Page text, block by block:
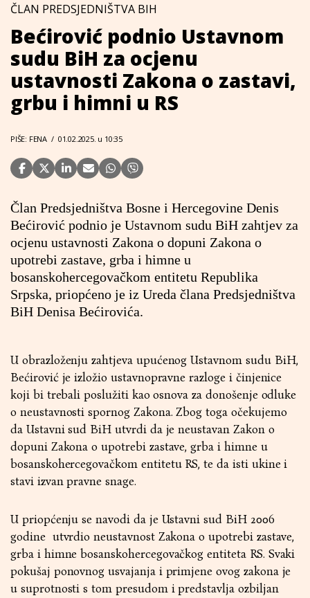
ČLAN PREDSJEDNIŠTVA BIH
Bećirović podnio Ustavnom
sudu BiH za ocjenu
ustavnosti Zakona o zastavi,
grbu i himni u RS
PIŠE: FENA / 01.02.2025. u 10:35
Član Predsjedništva Bosne i Hercegovine Denis
Bećirović podnio je Ustavnom sudu BiH zahtjev za
ocjenu ustavnosti Zakona o dopuni Zakona o
upotrebi zastave, grba i himne u
bosanskohercegovačkom entitetu Republika
Srpska, priopćeno je iz Ureda člana Predsjedništva
BiH Denisa Bećirovića.
U obrazloženju zahtjeva upućenog Ustavnom sudu BiH,
Bećirović je izložio ustavnopravne razloge i činjenice
koji bi trebali poslužiti kao osnova za donošenje odluke
o neustavnosti spornog Zakona. Zbog toga očekujemo
da Ustavni sud BiH utvrdi da je neustavan Zakon o
dopuni Zakona o upotrebi zastave, grba i himne u
bosanskohercegovačkom entitetu RS, te da isti ukine i
stavi izvan pravne snage.
U priopćenju se navodi da je Ustavni sud BiH 2006
godine utvrdio neustavnost Zakona o upotrebi zastave,
grba i himne bosanskohercegovačkog entiteta RS. Svaki
pokušaj ponovnog usvajanja i primjene ovog zakona je
u suprotnosti s tom presudom i predstavlja ozbiljan